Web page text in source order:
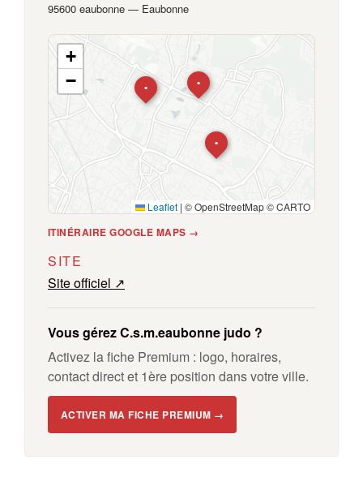
95600 eaubonne — Eaubonne
•
•
•
+
−
Leaflet | © OpenStreetMap © CARTO
ITINÉRAIRE GOOGLE MAPS →
SITE
Site officiel ↗
Vous gérez C.s.m.eaubonne judo ?
Activez la fiche Premium : logo, horaires,
contact direct et 1ère position dans votre ville.
ACTIVER MA FICHE PREMIUM →